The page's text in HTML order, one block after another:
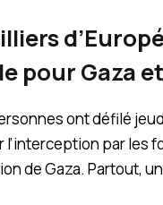
pour Gaza
ont défilé
par les
de Gaza. Partout,